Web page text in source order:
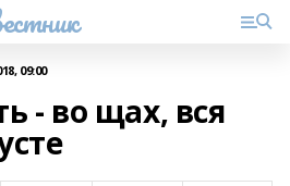
09:00
- во щах, вся